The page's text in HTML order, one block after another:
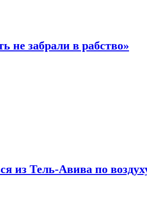
не забрали в рабство»
из Тель-Авива по